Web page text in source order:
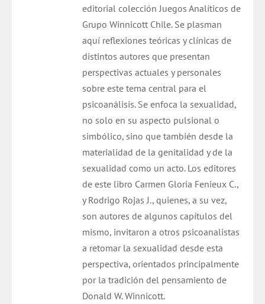
editorial colección Juegos Analíticos de
Grupo Winnicott Chile. Se plasman
aquí reflexiones teóricas y clínicas de
distintos autores que presentan
perspectivas actuales y personales
sobre este tema central para el
psicoanálisis. Se enfoca la sexualidad,
no solo en su aspecto pulsional o
simbólico, sino que también desde la
materialidad de la genitalidad y de la
sexualidad como un acto. Los editores
de este libro Carmen Gloria Fenieux C.,
y Rodrigo Rojas J., quienes, a su vez,
son autores de algunos capítulos del
mismo, invitaron a otros psicoanalistas
a retomar la sexualidad desde esta
perspectiva, orientados principalmente
por la tradición del pensamiento de
Donald W. Winnicott.